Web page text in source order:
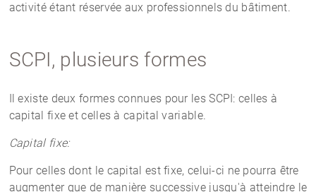
activité étant réservée aux professionnels du bâtiment.
SCPI, plusieurs formes
Il existe deux formes connues pour les SCPI: celles à
capital fixe et celles à capital variable.
Capital fixe:
Pour celles dont le capital est fixe, celui-ci ne pourra être
augmenter que de manière successive jusqu'à atteindre le